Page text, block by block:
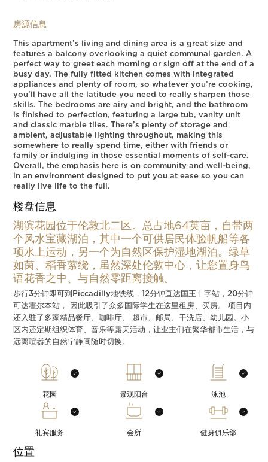
房源信息
This apartment’s living and dining area is a great size and
features a balcony overlooking a quiet communal garden. A
perfect way to greet each morning or sign off at the end of a
busy day. The fully fitted kitchen comes with integrated
appliances and plenty of room, so whatever you’re cooking,
you’ll have all the latitude you need to really sharpen those
skills. The bedrooms are airy and bright, and the bathroom
is finished to perfection, featuring a large tub, vanity unit
and classic marble tiles. There’s plenty of storage and
ambient, adjustable lighting throughout, making this
somewhere to really spend time, either with friends or
family or indulging in those essential moments of self-care.
Overall, the emphasis here is on community and well-being,
in an environment designed to put you at ease so you can
really live life to the full.
楼盘信息
湖滨花园位于伦敦北二区。总占地64英亩，自带两
个风水宝藏湖泊，其中一个可供居民体验帆船等各
项水上运动，另一个为自然区保护湿地湖泊。绿草
如茵、稻香萦绕，虽然深处伦敦中心，让您置身鸟
语花香之中、与自然零距离接触。
步行3分钟即可到Piccadilly地铁线，12分钟直达国王十字站，20分钟
可达霍尔本站， 因此吸引了众多国际学生在这里租房、买房。 项目内
还入驻了多家精品餐厅、咖啡厅、 超市、邮局、干洗店、幼儿园。小
区内还定期组织体育、音乐等露天活动，让业主们在繁华都市生活，与
远离喧嚣的自然宁静间随时切换。
花园 景观阳台 泳池
礼宾服务 会所 健身俱乐部
位置